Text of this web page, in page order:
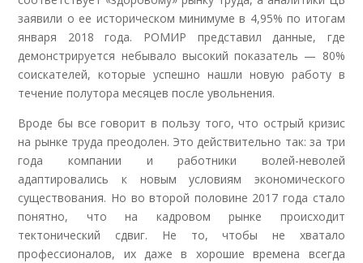
заявили о ее историческом минимуме в 4,95% по итогам
января 2018 года. РОМИР представил данные, где
демонстрируется небывало высокий показатель — 80%
соискателей, которые успешно нашли новую работу в
течение полутора месяцев после увольнения.
Вроде бы все говорит в пользу того, что острый кризис
на рынке труда преодолен. Это действительно так: за три
года компании и работники волей-неволей
адаптировались к новым условиям экономического
существования. Но во второй половине 2017 года стало
понятно, что на кадровом рынке происходит
тектонический сдвиг. Не то, чтобы не хватало
профессионалов, их даже в хорошие времена всегда